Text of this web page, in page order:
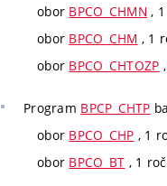
obor BPCO_CHMN ,
obor BPCO_CHM , 1
obor BPCO_CHTOZP
Program BPCP_CHTP
obor BPCO_CHP , 1
obor BPCO_BT , 1